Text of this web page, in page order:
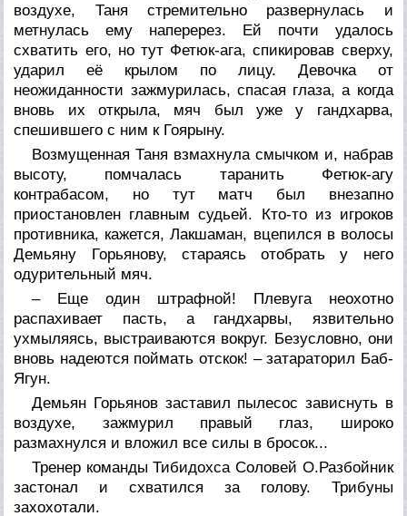
воздухе, Таня стремительно развернулась и
метнулась ему наперерез. Ей почти удалось
схватить его, но тут Фетюк-ага, спикировав сверху,
ударил её крылом по лицу. Девочка от
неожиданности зажмурилась, спасая глаза, а когда
вновь их открыла, мяч был уже у гандхарва,
спешившего с ним к Гоярыну.
Возмущенная Таня взмахнула смычком и, набрав
высоту, помчалась таранить Фетюк-агу
контрабасом, но тут матч был внезапно
приостановлен главным судьей. Кто-то из игроков
противника, кажется, Лакшаман, вцепился в волосы
Демьяну Горьянову, стараясь отобрать у него
одурительный мяч.
– Еще один штрафной! Плевуга неохотно
распахивает пасть, а гандхарвы, язвительно
ухмыляясь, выстраиваются вокруг. Безусловно, они
вновь надеются поймать отскок! – затараторил Баб-
Ягун.
Демьян Горьянов заставил пылесос зависнуть в
воздухе, зажмурил правый глаз, широко
размахнулся и вложил все силы в бросок...
Тренер команды Тибидохса Соловей О.Разбойник
застонал и схватился за голову. Трибуны
захохотали.